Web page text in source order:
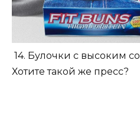
14. Булочки с высоким
Хотите такой же пресс?